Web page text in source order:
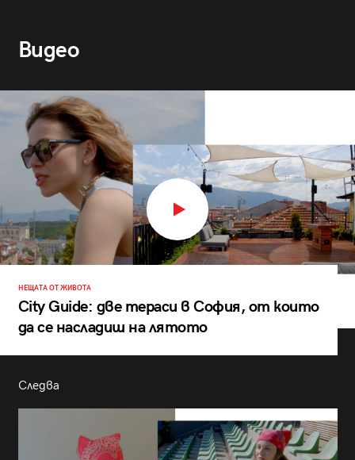
Видео
НЕЩАТА ОТ ЖИВОТА
City Guide: две тераси в София, от които
да се насладиш на лятото
Следва